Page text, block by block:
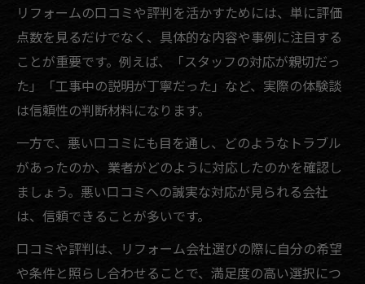
リフォームの口コミや評判を活かすためには、単に評価
点数を見るだけでなく、具体的な内容や事例に注目する
ことが重要です。例えば、「スタッフの対応が親切だっ
た」「工事中の説明が丁寧だった」など、実際の体験談
は信頼性の判断材料になります。
一方で、悪い口コミにも目を通し、どのようなトラブル
があったのか、業者がどのように対応したのかを確認し
ましょう。悪い口コミへの誠実な対応が見られる会社
は、信頼できることが多いです。
口コミや評判は、リフォーム会社選びの際に自分の希望
や条件と照らし合わせることで、満足度の高い選択につ